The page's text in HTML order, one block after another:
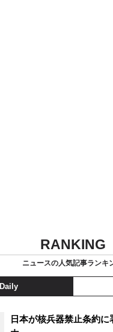
RANKING
ニュースの人気記事ランキ
Daily
日本が核兵器禁止条約